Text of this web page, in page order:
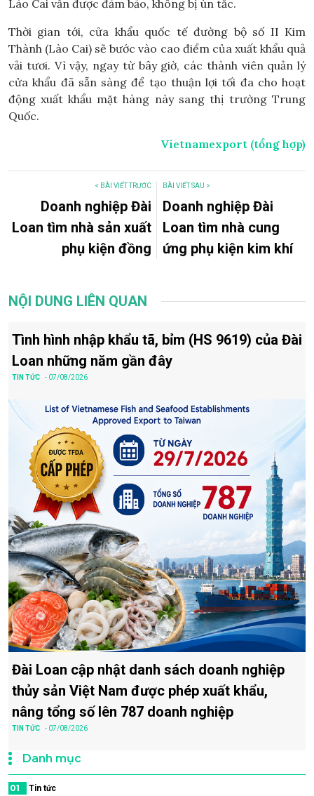
Lào Cai vẫn được đảm bảo, không bị ùn tắc.
Thời gian tới, cửa khẩu quốc tế đường bộ số II Kim
Thành (Lào Cai) sẽ bước vào cao điểm của xuất khẩu quả
vải tươi. Vì vậy, ngay từ bây giờ, các thành viên quản lý
cửa khẩu đã sẵn sàng để tạo thuận lợi tối đa cho hoạt
động xuất khẩu mặt hàng này sang thị trường Trung
Quốc.
Vietnamexport (tổng hợp)
< BÀI VIẾT TRƯỚC
Doanh nghiệp Đài
Loan tìm nhà sản xuất
phụ kiện đồng
BÀI VIẾT SAU >
Doanh nghiệp Đài
Loan tìm nhà cung
ứng phụ kiện kim khí
NỘI DUNG LIÊN QUAN
Tình hình nhập khẩu tã, bỉm (HS 9619) của Đài
Loan những năm gần đây
TIN TỨC - 07/08/2026
Đài Loan cập nhật danh sách doanh nghiệp
thủy sản Việt Nam được phép xuất khẩu,
nâng tổng số lên 787 doanh nghiệp
TIN TỨC - 07/08/2026
Danh mục
01 Tin tức